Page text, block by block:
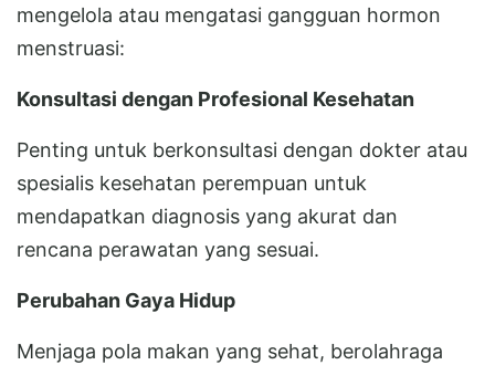
mengelola atau mengatasi gangguan hormon
menstruasi:
Konsultasi dengan Profesional Kesehatan
Penting untuk berkonsultasi dengan dokter atau
spesialis kesehatan perempuan untuk
mendapatkan diagnosis yang akurat dan
rencana perawatan yang sesuai.
Perubahan Gaya Hidup
Menjaga pola makan yang sehat, berolahraga